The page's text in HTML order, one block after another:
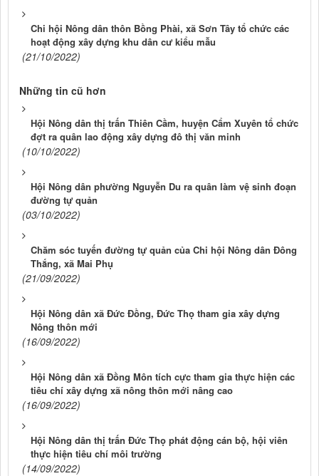
Chi hội Nông dân thôn Bồng Phài, xã Sơn Tây tổ chức các
hoạt động xây dựng khu dân cư kiểu mẫu
(21/10/2022)
Những tin cũ hơn
Hội Nông dân thị trấn Thiên Cầm, huyện Cẩm Xuyên tổ chức
đợt ra quân lao động xây dựng đô thị văn minh
(10/10/2022)
Hội Nông dân phường Nguyễn Du ra quân làm vệ sinh đoạn
đường tự quản
(03/10/2022)
Chăm sóc tuyến đường tự quản của Chi hội Nông dân Đông
Thắng, xã Mai Phụ
(21/09/2022)
Hội Nông dân xã Đức Đồng, Đức Thọ tham gia xây dựng
Nông thôn mới
(16/09/2022)
Hội Nông dân xã Đồng Môn tích cực tham gia thực hiện các
tiêu chí xây dựng xã nông thôn mới nâng cao
(16/09/2022)
Hội Nông dân thị trấn Đức Thọ phát động cán bộ, hội viên
thực hiện tiêu chí môi trường
(14/09/2022)